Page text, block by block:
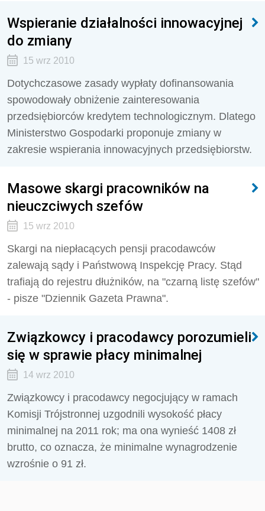
Wspieranie działalności innowacyjnej
do zmiany
15 wrz 2010
Dotychczasowe zasady wypłaty dofinansowania
spowodowały obniżenie zainteresowania
przedsiębiorców kredytem technologicznym. Dlatego
Ministerstwo Gospodarki proponuje zmiany w
zakresie wspierania innowacyjnych przedsiębiorstw.
Masowe skargi pracowników na
nieuczciwych szefów
15 wrz 2010
Skargi na niepłacących pensji pracodawców
zalewają sądy i Państwową Inspekcję Pracy. Stąd
trafiają do rejestru dłużników, na "czarną listę szefów"
- pisze "Dziennik Gazeta Prawna".
Związkowcy i pracodawcy porozumieli
się w sprawie płacy minimalnej
14 wrz 2010
Związkowcy i pracodawcy negocjujący w ramach
Komisji Trójstronnej uzgodnili wysokość płacy
minimalnej na 2011 rok; ma ona wynieść 1408 zł
brutto, co oznacza, że minimalne wynagrodzenie
wzrośnie o 91 zł.